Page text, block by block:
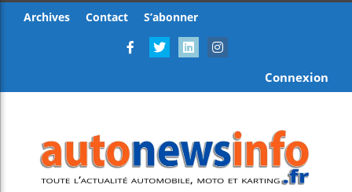
Archives Contact S’abonner
Connexion